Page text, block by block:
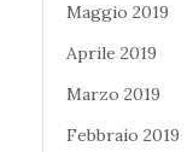
Maggio 2019
Aprile 2019
Marzo 2019
Febbraio 2019